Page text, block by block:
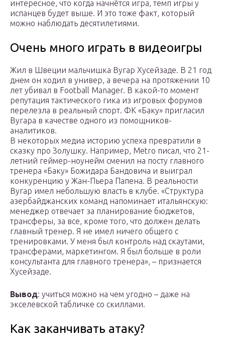
интересное, что когда начнётся игра, темп игры у
испанцев будет выше. И это тоже факт, который
можно наблюдать десятилетиями.
Очень много играть в видеоигры
Жил в Швеции мальчишка Вугар Хусейзаде. В 21 год
днем он ходил в универ, а вечера на протяжении 10
лет убивал в Football Manager. В какой-то момент
репутация тактического гика из игровых форумов
перелезла в реальный спорт. ФК «Баку» пригласил
Вугара в качестве одного из помощников-
аналитиков.
В некоторых медиа историю успеха превратили в
сказку про Золушку. Например, Metro писал, что 21-
летний геймер-ноунейм сменил на посту главного
тренера «Баку» Божидара Бандовича и выиграл
конкуренцию у Жан-Пьера Папена. В реальности
Вугар имел небольшую власть в клубе. «Структура
азербайджанских команд напоминает итальянскую:
менеджер отвечает за планирование бюджетов,
трансферы, за все, кроме того, что должен делать
главный тренер. Я не имел ничего общего с
тренировками. У меня был контроль над скаутами,
трансферами, маркетингом. Я был больше в роли
консультанта для главного тренера», – признается
Хусейзаде.
Вывод: учиться можно на чем угодно – даже на
экселевской табличке со скиллами.
Как заканчивать атаку?